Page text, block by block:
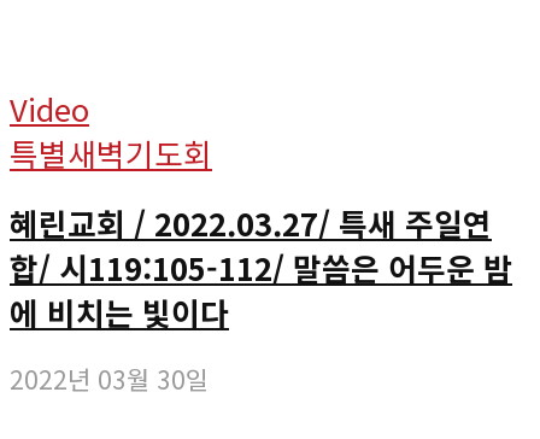
Video
특별새벽기도회
혜린교회 / 2022.03.27/ 특새 주일연
합/ 시119:105-112/ 말씀은 어두운 밤
에 비치는 빛이다
2022년 03월 30일